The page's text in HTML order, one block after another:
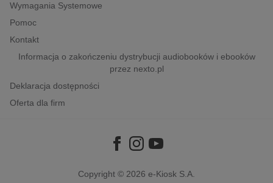
historia
Wymagania Systemowe
Pomoc
Kontakt
Informacja o zakończeniu dystrybucji audiobooków i ebooków
przez nexto.pl
Deklaracja dostępności
Oferta dla firm
Copyright © 2026 e-Kiosk S.A.